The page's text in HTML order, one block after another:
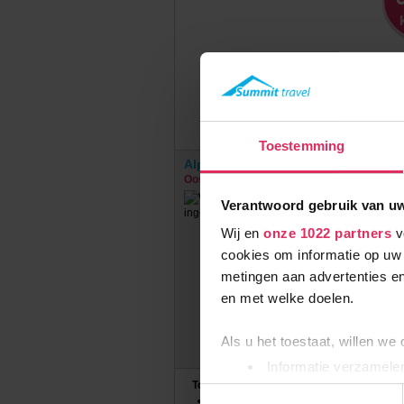
Toestemming
Verantwoord gebruik van
Wij en onze 1022 partners
cookies om informatie op
metingen aan advertenties
en met welke doelen.
Als u het toestaat, willen we
Informatie
Uw apparaat
Toestemmingsselectie
Alpenhotel Garfrescha (extra
Oostenrijk
Top Skigebieden: